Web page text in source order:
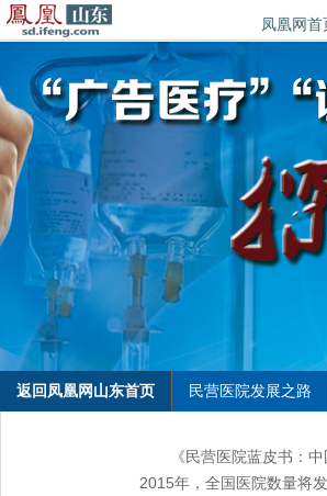
凤凰网首
返回凤凰网山东首页 民营医院发展之路
《民营医院蓝皮书：
2015年，全国医院数量将